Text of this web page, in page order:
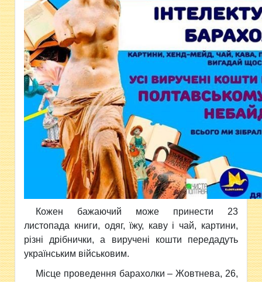
Кожен бажаючий може принести 23
листопада книги, одяг, їжу, каву і чай, картини,
різні дрібнички, а виручені кошти передадуть
українським військовим.
Місце проведення барахолки – Жовтнева, 26,